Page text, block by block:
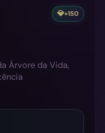
💎+150
Árvore da Vida,